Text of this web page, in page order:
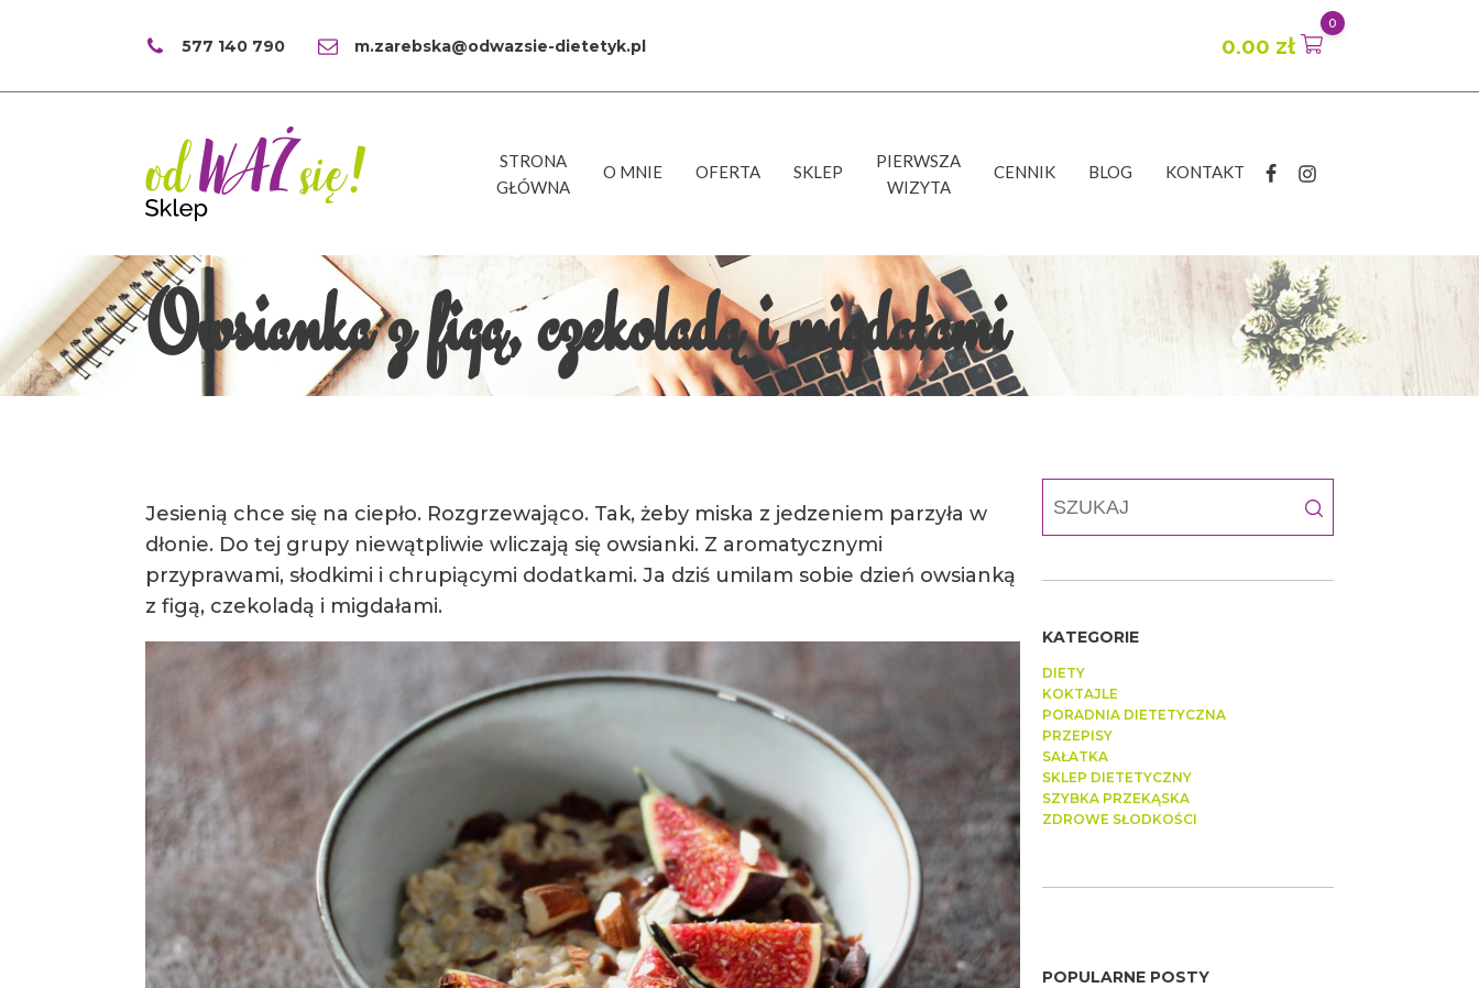
577 140 790 m.zarebska@odwazsie-dietetyk.pl 0.00 zł
0
STRONA
GŁÓWNA
O MNIE OFERTA SKLEP
PIERWSZA
WIZYTA
CENNIK BLOG KONTAKT
Owsianka z figą, czekoladą i migdałami
Jesienią chce się na ciepło. Rozgrzewająco. Tak, żeby miska z jedzeniem parzyła w
dłonie. Do tej grupy niewątpliwie wliczają się owsianki. Z aromatycznymi
przyprawami, słodkimi i chrupiącymi dodatkami. Ja dziś umilam sobie dzień owsianką
z figą, czekoladą i migdałami.
KATEGORIE
DIETY
KOKTAJLE
PORADNIA DIETETYCZNA
PRZEPISY
SAŁATKA
SKLEP DIETETYCZNY
SZYBKA PRZEKĄSKA
ZDROWE SŁODKOŚCI
POPULARNE POSTY